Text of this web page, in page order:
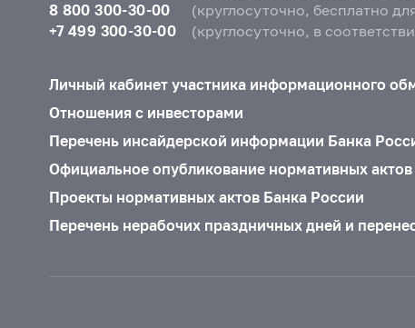
8 800 300-30-00
(круглосуточно, бесплатно
+7 499 300-30-00
(круглосуточно, в
Личный кабинет участника информационного
Отношения с инвесторами
Перечень инсайдерской информации Банка
Официальное опубликование нормативных
Проекты нормативных актов Банка России
Перечень нерабочих праздничных дней и